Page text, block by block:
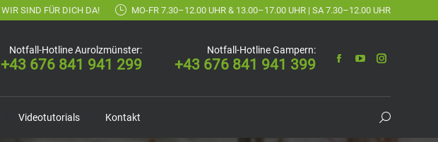
WIR SIND FÜR DICH DA! MO-FR 7.30–12.00 UHR & 13.00–17.00 UHR | SA 7.30–12.00 UHR
Notfall-Hotline Aurolzmünster:
+43 676 841 941 299
Notfall-Hotline Gampern:
+43 676 841 941 399
Videotutorials Kontakt Suchen: